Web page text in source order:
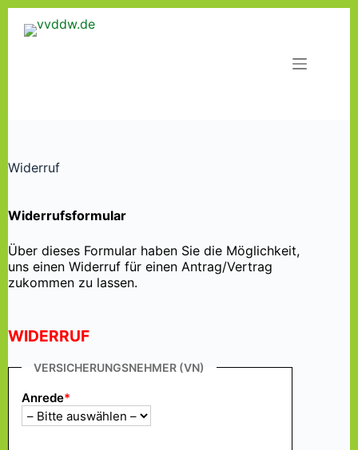
Inhalt
Widerruf
Widerrufsformular
Über dieses Formular haben Sie die Möglichkeit,
uns einen Widerruf für einen Antrag/Vertrag
zukommen zu lassen.
WIDERRUF
VERSICHERUNGSNEHMER (VN)
Anrede*